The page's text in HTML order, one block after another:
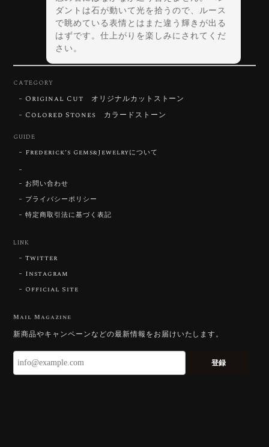
ダントは石が動いて光を拾うので、ルース
で眺めている表情とはまた違う輝きが出る
はずです。仕上がりを楽しみにされてくだ
さい。
2026/07/30
いです。 ウルウルとギラギラを一度に見ることができ
る不思議なカットだと感じました。強い煌めきだけで
CATEGORY
Original Cut オリジナルカットストーン
Colored Stones カラードストーン
GUIDE
Frederick’s Gems&Jewelryについて
お問い合わせ
プライバシーポリシー
特定商取引法に基づく表記
LINK
Twitter
Instagram
Official Site
Mail Magazine
新商品やキャンペーンなどの最新情報をお届けいたします。
登録